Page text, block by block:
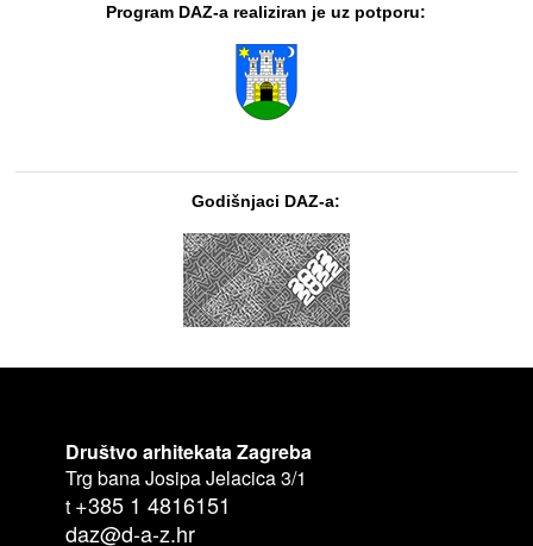
Program DAZ-a realiziran je uz potporu:
Godišnjaci DAZ-a:
Društvo arhitekata Zagreba
Trg bana Josipa Jelacica 3/1
t +385 1 4816151
daz@d-a-z.hr